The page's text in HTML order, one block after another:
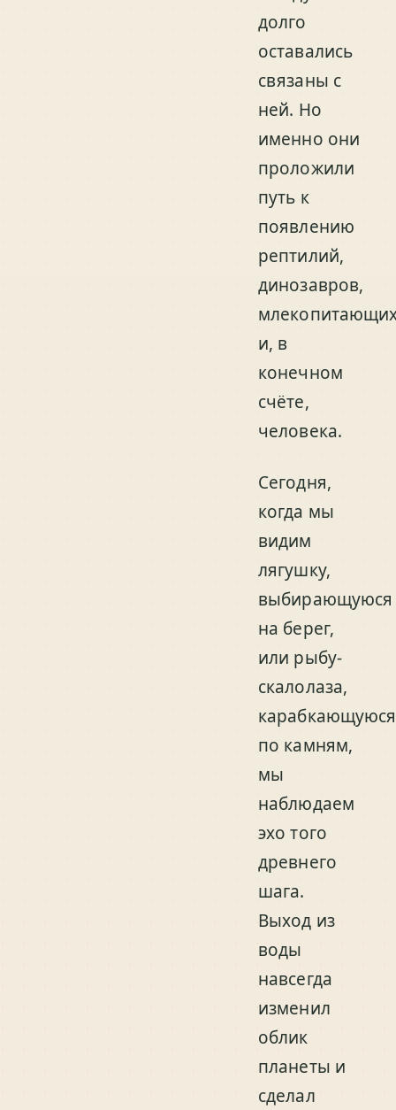
долго
оставались
связаны с
ней. Но
именно они
проложили
путь к
появлению
рептилий,
динозавров,
и, в
конечном
счёте,
человека.
Сегодня,
когда мы
видим
лягушку,
выбирающуюся
на берег,
или рыбу-
скалолаза,
карабкающуюся
по камням,
мы
наблюдаем
эхо того
древнего
шага.
Выход из
воды
навсегда
изменил
облик
планеты и
сделал